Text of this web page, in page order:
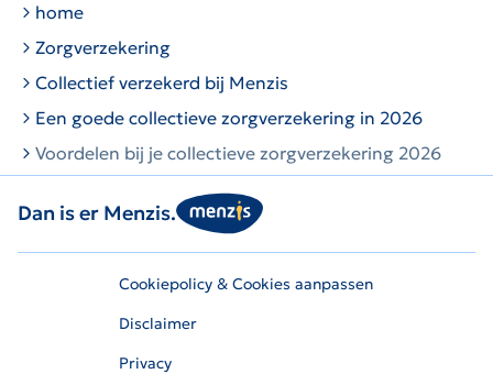
home
Zorgverzekering
Collectief verzekerd bij Menzis
Een goede collectieve zorgverzekering in 2026
Voordelen bij je collectieve zorgverzekering 2026
Dan is er Menzis.
Cookiepolicy & Cookies aanpassen
Disclaimer
Privacy